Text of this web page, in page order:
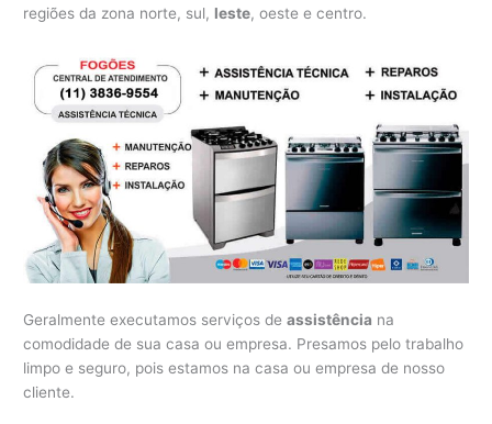
regiões da zona norte, sul, leste, oeste e centro.
Geralmente executamos serviços deassistência na
comodidade de sua casa ou empresa. Presamos pelo trabalho
limpo e seguro, pois estamos na casa ou empresa de nosso
cliente.